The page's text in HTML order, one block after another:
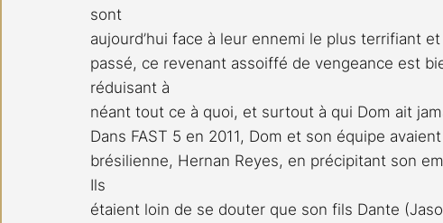
sont
aujourd’hui face à leur ennemi le plus terrifiant
passé, ce revenant assoiffé de vengeance est
réduisant à
néant tout ce à quoi, et surtout à qui Dom ait
Dans FAST 5 en 2011, Dom et son équipe
brésilienne, Hernan Reyes, en précipitant son
Ils
étaient loin de se douter que son fils Dante